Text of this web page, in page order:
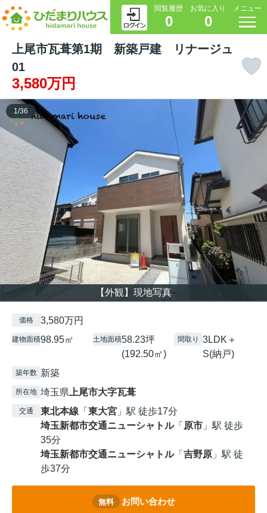
閲覧履歴
0
お気に入り
0
メニュー
上尾市瓦葺第1期 新築戸建 リナージュ
01
3,580万円
【外観】現地写真
1/36
価格 3,580万円
建物面積98.95㎡ 土地面積58.23坪
(192.50㎡)
間取り
3LDK＋
S(納戸)
築年数 新築
所在地 埼玉県 上尾市大字瓦葺
交通 東北本線 「 東大宮 」駅 徒歩17分
埼玉新都市交通ニューシャトル「 原市 」駅 徒歩
35分
埼玉新都市交通ニューシャトル「 吉野原 」駅 徒
歩37分
無料 お問い合わせ